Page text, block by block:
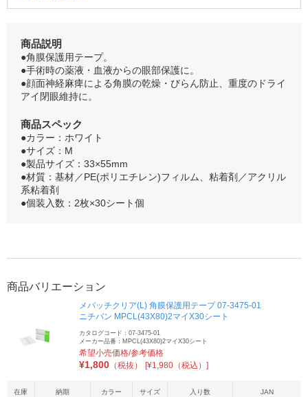
商品説明
●角膜保護用テープ。
●手術時の薬液・血液からの眼部保護に。
●顔面神経麻痺による角膜の乾燥・びらん防止、重度のドライ
アイ閉眼維持に。
商品スペック
●カラー：ホワイト
●サイズ：M
●製品サイズ：33×55mm
●材質：基材／PE(ポリエチレン)フィルム、粘着剤／アクリル
系粘着剤
●個装入数：2枚×30シート個
商品バリエーション
メパッチクリア(L) 角膜保護用テープ 07-3475-01
ニチバン MPCL(43X80)2マイX30シート
カタログコード：07-3475-01
メーカー品番：MPCL(43X80)2マイX30シート
希望小売価格/参考価格
¥1,800 （税抜） [¥1,980（税込）]
在庫 納期 カラー サイズ 入り数 JAN